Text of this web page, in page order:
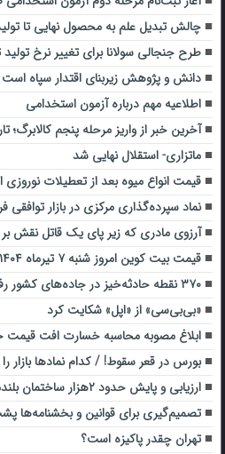
چالش‌ تبدیل علم به محصول نهایی تا
طرح جنجالی سولانا برای تغییر نرخ
دانش و پژوهش زیربنای اقتدار سپاه است
اطلاعیه مهم درباره آزمون استخدامی
آخرین خبر از واریز مرحله پنجم
ماتزاری- استقلال نهایی شد
قیمت انواع میوه بعد از تعطیلات نوروزی
نماد سپرده‌گذاری مرکزی در بازار توافقی
آرزوی مادری که زیر پای یک قاتل نقش
قیمت بیت کوین امروز شنبه ۷ تیرماه ۱۴۰۴
۳۷۰ نقطه حادثه‌خیز در جاده‌های کشور رفع شد
«بی‌بی‌سی» از «اپل» شکایت کرد
ابلاغ مصوبه محاسبه خسارت افت قیمت
بورس در قعر سقوط! / کدام نمادها بازار
ارزیابی و پایش حدود ۲هزار ساختمان بلندمرتبه در تهران
تصمیم‌گیری برای قوانین و بخشنامه‌ها
تهران چقدر پاکیزه است؟